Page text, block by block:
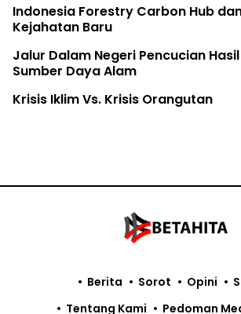
Carbon Hub dan Celah
Baru
Negeri Pencucian Hasil Kejahatan
Alam
Vs. Krisis Orangutan
Berita Sorot Opini
Tentang Kami
Pedoman